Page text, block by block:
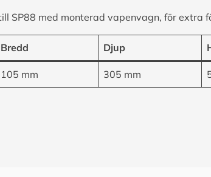
SP88 med monterad vapenvagn, för extra
Bredd Djup
105 mm 305 mm